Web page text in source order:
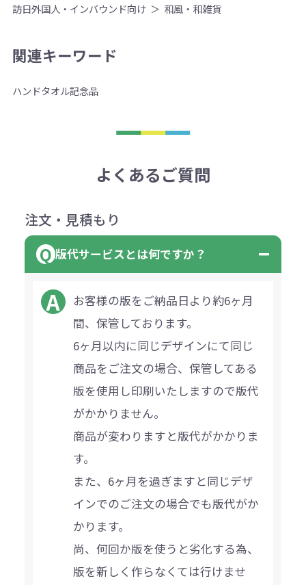
訪日外国人・インバウンド向け
和風・和雑貨
関連キーワード
ハンドタオル記念品
よくあるご質問
注文・見積もり
版代サービスとは何ですか？
お客様の版をご納品日より約6ヶ月
間、保管しております。
6ヶ月以内に同じデザインにて同じ
商品をご注文の場合、保管してある
版を使用し印刷いたしますので版代
がかかりません。
商品が変わりますと版代がかかりま
す。
また、6ヶ月を過ぎますと同じデザ
インでのご注文の場合でも版代がか
かります。
尚、何回か版を使うと劣化する為、
版を新しく作らなくては行けませ